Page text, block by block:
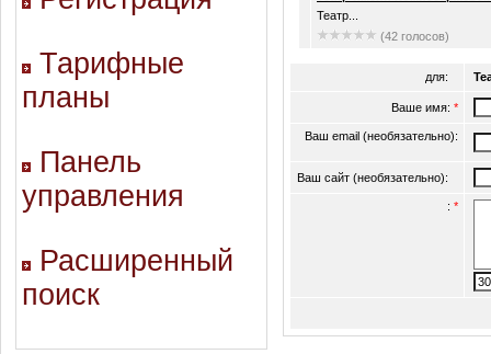
Тарифные
планы
Панель
управления
Расширенный
поиск
Театр...
(42 голосов)
для:
Ваше имя: *
Ваш email (необязательно):
Ваш сайт (необязательно):
: *